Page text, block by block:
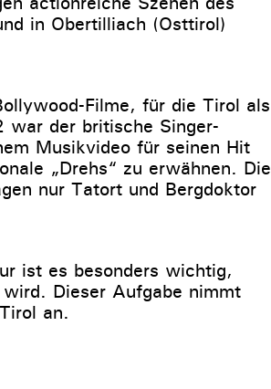
in Obertilliach (Osttirol)
Filme, für die Tirol als
war der britische Singer-
Musikvideo für seinen Hit
„Drehs“ zu erwähnen. Die
nur Tatort und Bergdoktor
ist es besonders wichtig,
Dieser Aufgabe nimmt
an.